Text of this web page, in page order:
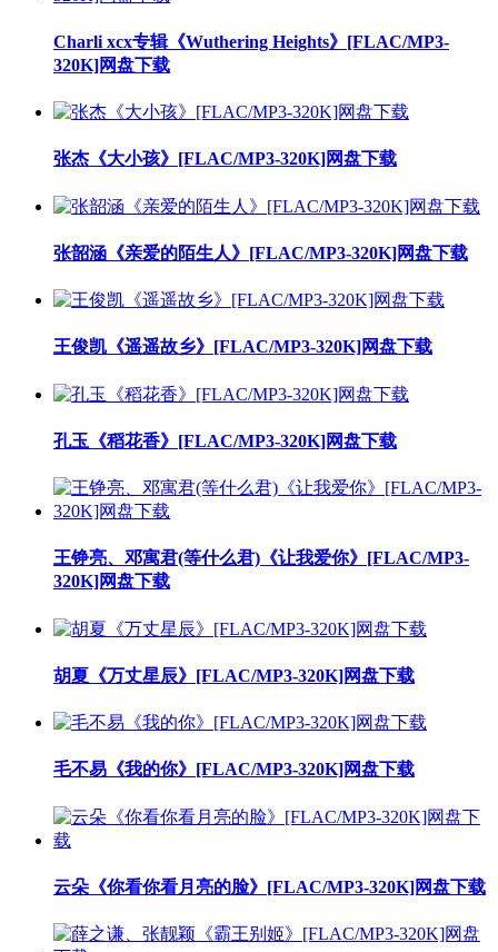
Charli xcx专辑《Wuthering Heights》[FLAC/MP3-
320K]网盘下载
张杰《大小孩》[FLAC/MP3-320K]网盘下载
张韶涵《亲爱的陌生人》[FLAC/MP3-320K]网盘下载
王俊凯《遥遥故乡》[FLAC/MP3-320K]网盘下载
孔玉《稻花香》[FLAC/MP3-320K]网盘下载
王铮亮、邓寓君(等什么君)《让我爱你》[FLAC/MP3-
320K]网盘下载
胡夏《万丈星辰》[FLAC/MP3-320K]网盘下载
毛不易《我的你》[FLAC/MP3-320K]网盘下载
云朵《你看你看月亮的脸》[FLAC/MP3-320K]网盘下载